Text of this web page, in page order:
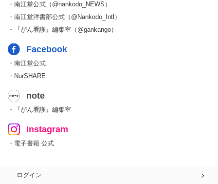
・南江堂公式（@nankodo_NEWS）
・南江堂洋書部公式（@Nankodo_Intl）
・『がん看護』編集室（@gankango）
Facebook
・南江堂公式
・NurSHARE
note
・『がん看護』編集室
Instagram
・電子書籍 公式
ログイン